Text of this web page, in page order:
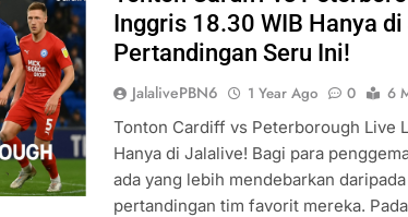
Inggris 18.30 WIB Hanya
Pertandingan Seru Ini!
JalalivePBN6 1 Year Ago 0
6
Tonton Cardiff vs Peterborough Live
Hanya di Jalalive! Bagi para
ada yang lebih mendebarkan
pertandingan tim favorit mereka.